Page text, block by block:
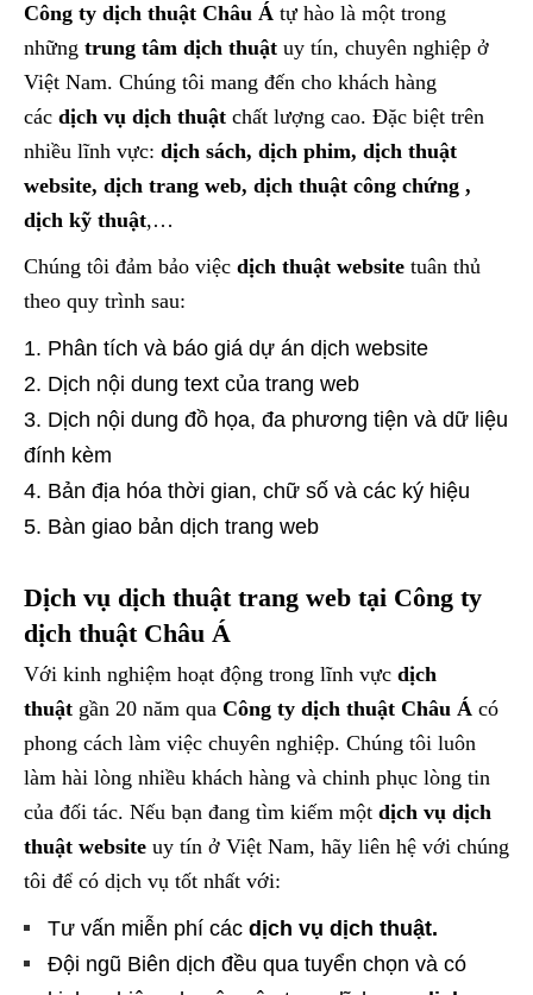
Công ty dịch thuật Châu Á tự hào là một trong
những trung tâm dịch thuật uy tín, chuyên nghiệp ở
Việt Nam. Chúng tôi mang đến cho khách hàng
các dịch vụ dịch thuật chất lượng cao. Đặc biệt trên
nhiều lĩnh vực: dịch sách, dịch phim, dịch thuật
website, dịch trang web, dịch thuật công chứng ,
dịch kỹ thuật,…
Chúng tôi đảm bảo việc dịch thuật website tuân thủ
theo quy trình sau:
Phân tích và báo giá dự án dịch website
Dịch nội dung text của trang web
Dịch nội dung đồ họa, đa phương tiện và dữ liệu
đính kèm
Bản địa hóa thời gian, chữ số và các ký hiệu
Bàn giao bản dịch trang web
Dịch vụ dịch thuật trang web tại Công ty
dịch thuật Châu Á
Với kinh nghiệm hoạt động trong lĩnh vực dịch
thuật gần 20 năm qua Công ty dịch thuật Châu Á có
phong cách làm việc chuyên nghiệp. Chúng tôi luôn
làm hài lòng nhiều khách hàng và chinh phục lòng tin
của đối tác. Nếu bạn đang tìm kiếm một dịch vụ dịch
thuật website uy tín ở Việt Nam, hãy liên hệ với chúng
tôi để có dịch vụ tốt nhất với:
Tư vấn miễn phí các dịch vụ dịch thuật.
Đội ngũ Biên dịch đều qua tuyển chọn và có